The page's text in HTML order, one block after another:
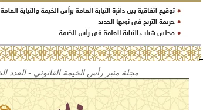
مجلة منبر رأس الخيمة القانوني - العدد